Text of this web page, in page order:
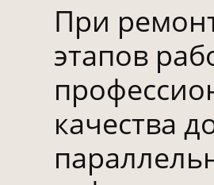
При
этапов
качества